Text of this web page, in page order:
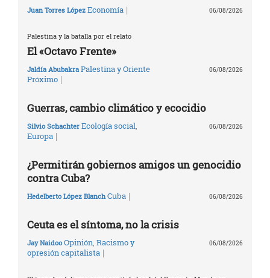
Juan Torres López Economía | 06/08/2026
Palestina y la batalla por el relato
El «Octavo Frente»
Jaldía Abubakra Palestina y Oriente
Próximo |
06/08/2026
Guerras, cambio climático y ecocidio
Silvio Schachter Ecología social
Europa |
06/08/2026
¿Permitirán gobiernos amigos un genocidio
contra Cuba?
Hedelberto López Blanch Cuba | 06/08/2026
Ceuta es el síntoma, no la crisis
Jay Naidoo Opinión Racismo y
opresión capitalista |
06/08/2026